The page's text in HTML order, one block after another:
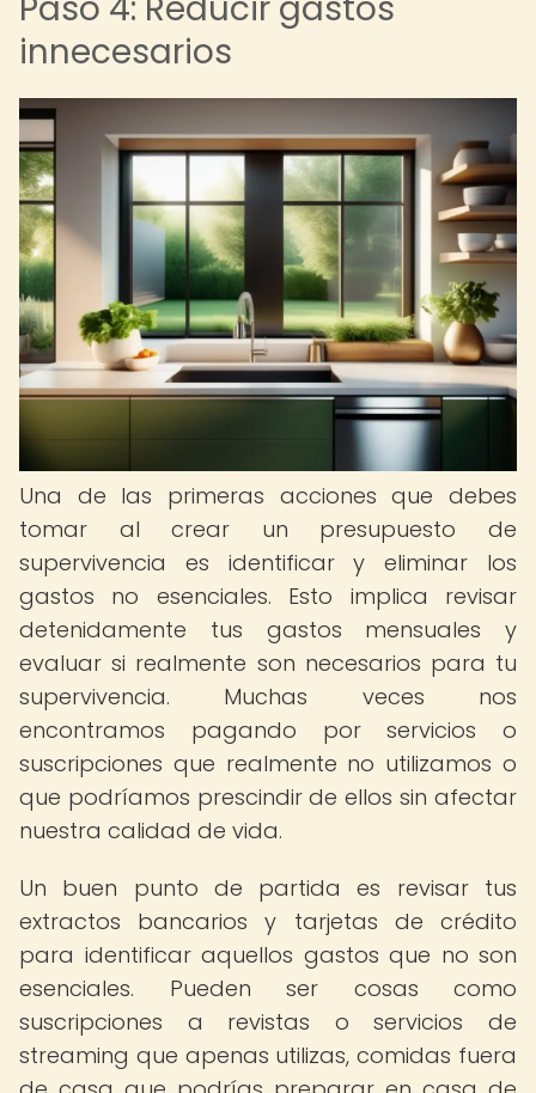
innecesarios
Una de las primeras acciones que debes
tomar al crear un presupuesto de
supervivencia es identificar y eliminar los
gastos no esenciales. Esto implica revisar
detenidamente tus gastos mensuales y
evaluar si realmente son necesarios para tu
supervivencia. Muchas veces nos
encontramos pagando por servicios o
suscripciones que realmente no utilizamos o
que podríamos prescindir de ellos sin afectar
nuestra calidad de vida.
Un buen punto de partida es revisar tus
extractos bancarios y tarjetas de crédito
para identificar aquellos gastos que no son
esenciales. Pueden ser cosas como
suscripciones a revistas o servicios de
streaming que apenas utilizas, comidas fuera